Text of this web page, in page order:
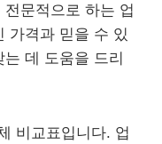
문적으로 하는 업
가격과 믿을 수 있
데 도움을 드리
비교표입니다. 업